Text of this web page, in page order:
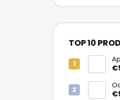
TOP 10